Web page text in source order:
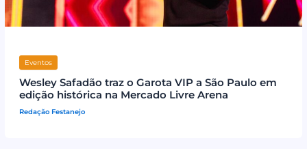
Eventos
Wesley Safadão traz o Garota VIP a São Paulo em
edição histórica na Mercado Livre Arena
Redação Festanejo